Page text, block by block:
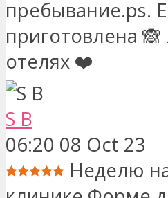
пребывание.ps.
приготовлена
отелях ❤️
S B
06:20 08 Oct 23
Неделю